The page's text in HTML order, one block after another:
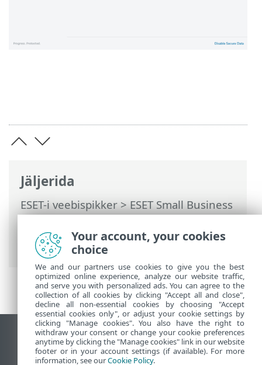
Jäljerida
ESET-i veebispikker>ESET Small Business
Security>Töötamine programmiga ESET
Small Business Security>Häälestus>
Turbetööriistad> Secure Data
Vaata tavaarvutile mõeldud veebilehte
End of Life
Your account, your cookies
choice
We and our partners use cookies to give you the best
optimized online experience, analyze our website traffic,
and serve you with personalized ads. You can agree to the
collection of all cookies by clicking "Accept all and close",
decline all non-essential cookies by choosing "Accept
essential cookies only", or adjust your cookie settings by
clicking "Manage cookies". You also have the right to
withdraw your consent or change your cookie preferences
anytime by clicking the "Manage cookies" link in our website
footer or in your account settings (if available). For more
information, see ourCookie Policy.